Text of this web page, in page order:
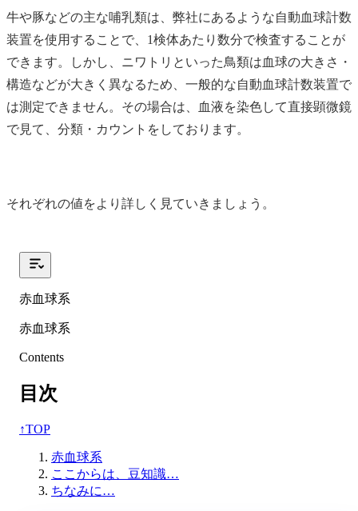
牛や豚などの主な哺乳類は、弊社にあるような自動血球計数
装置を使用することで、1検体あたり数分で検査することが
できます。しかし、ニワトリといった鳥類は血球の大きさ・
構造などが大きく異なるため、一般的な自動血球計数装置で
は測定できません。その場合は、血液を染色して直接顕微鏡
で見て、分類・カウントをしております。
それぞれの値をより詳しく見ていきましょう。
赤血球系
赤血球系
Contents
目次
↑TOP
赤血球系
ここからは、豆知識…
ちなみに…